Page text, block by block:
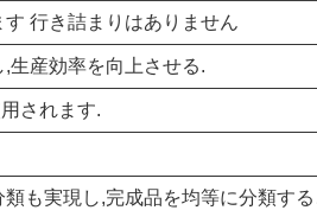
行き詰まりはありません
生産効率を向上させる.
されます.
も実現し,完成品を均等に分類す